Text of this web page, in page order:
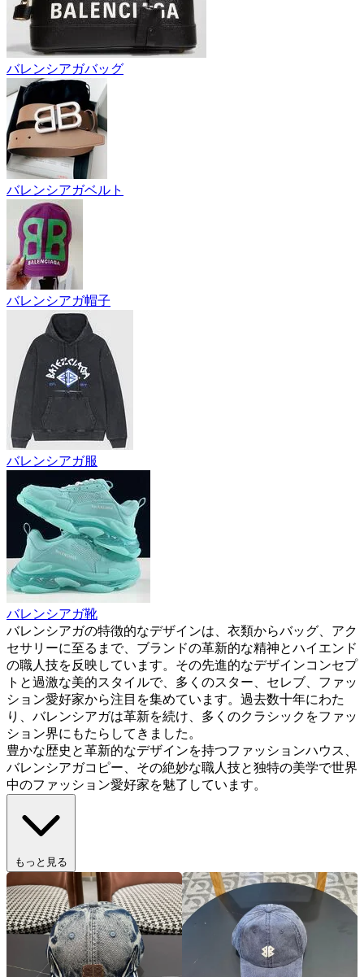
バレンシアガバッグ
バレンシアガベルト
バレンシアガ帽子
バレンシアガ服
バレンシアガ靴
バレンシアガの特徴的なデザインは、衣類からバッグ、アク
セサリーに至るまで、ブランドの革新的な精神とハイエンド
の職人技を反映しています。その先進的なデザインコンセプ
トと過激な美的スタイルで、多くのスター、セレブ、ファッ
ション愛好家から注目を集めています。過去数十年にわた
り、バレンシアガは革新を続け、多くのクラシックをファッ
ション界にもたらしてきました。
豊かな歴史と革新的なデザインを持つファッションハウス、
バレンシアガコピー、その絶妙な職人技と独特の美学で世界
中のファッション愛好家を魅了しています。
もっと見る